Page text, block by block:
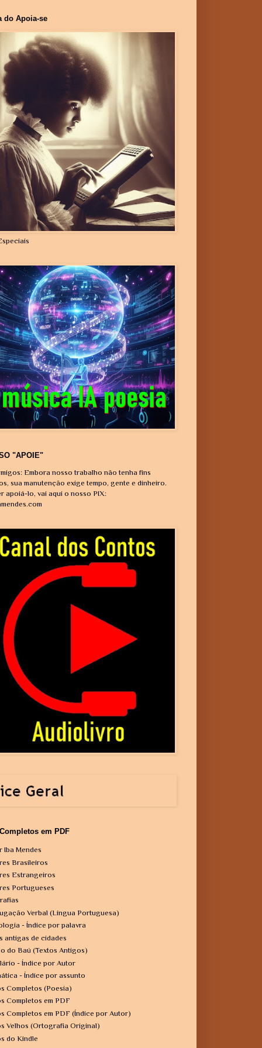
do Apoia-se
"APOIE"
Embora nosso trabalho não tenha fins
sua manutenção exige tempo, gente e dinheiro.
apoiá-lo, vai aqui o nosso PIX:
em PDF
Iba Mendes
Brasileiros
Estrangeiros
Portugueses
Verbal (Língua Portuguesa)
- Índice por palavra
antigas de cidades
do Baú (Textos Antigos)
- Índice por Autor
- Índice por assunto
Completos (Poesia)
Completos em PDF
Completos em PDF (Índice por Autor)
Velhos (Ortografia Original)
do Kindle